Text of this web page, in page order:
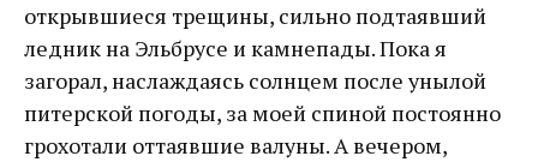
открывшиеся трещины, сильно подтаявший
ледник на Эльбрусе и камнепады. Пока я
загорал, наслаждаясь солнцем после унылой
питерской погоды, за моей спиной постоянно
грохотали оттаявшие валуны. А вечером,